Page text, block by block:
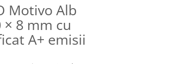
Motivo Alb
8 mm cu
A+ emisii